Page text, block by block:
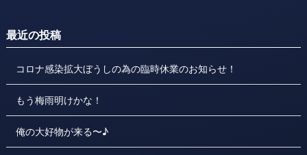
最近の投稿
コロナ感染拡大ぼうしの為の臨時休業のお知らせ！
もう梅雨明けかな！
俺の大好物が来る〜♪